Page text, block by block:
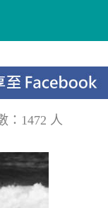
：1472 人